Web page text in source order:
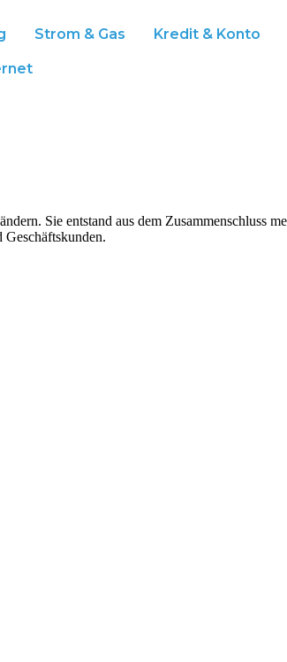
Strom & Gas Kredit & Konto
Sie entstand aus dem Zusammenschluss